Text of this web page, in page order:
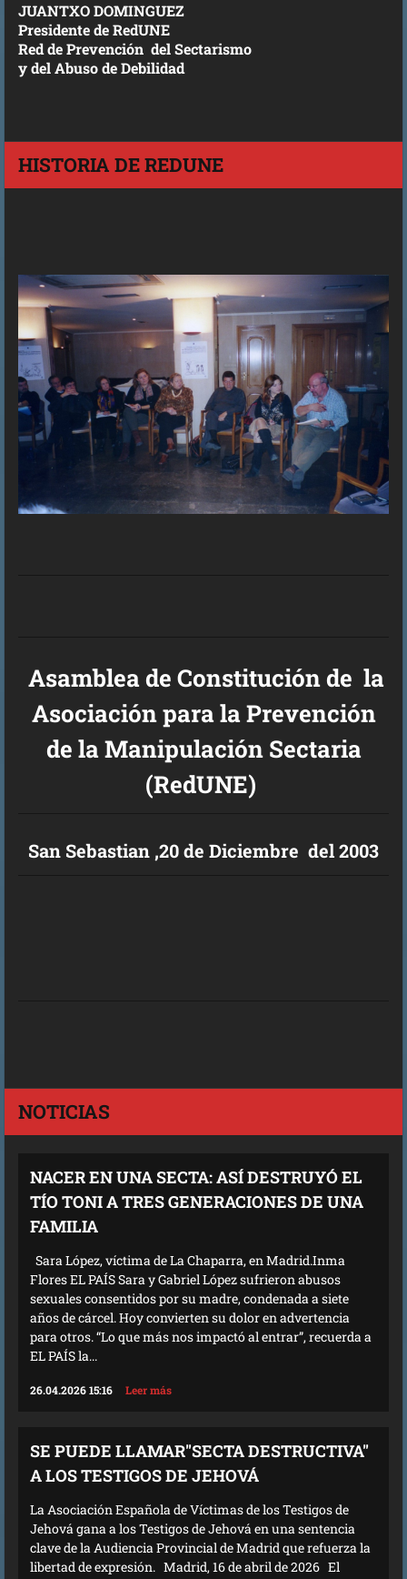
JUANTXO DOMINGUEZ
Presidente de RedUNE
Red de Prevención del Sectarismo
y del Abuso de Debilidad
HISTORIA DE REDUNE
Asamblea de Constitución de la
Asociación para la Prevención
de la Manipulación Sectaria
(RedUNE)
San Sebastian ,20 de Diciembre del 2003
NOTICIAS
NACER EN UNA SECTA: ASÍ DESTRUYÓ EL
TÍO TONI A TRES GENERACIONES DE UNA
FAMILIA
Sara López, víctima de La Chaparra, en Madrid.Inma
Flores EL PAÍS Sara y Gabriel López sufrieron abusos
sexuales consentidos por su madre, condenada a siete
años de cárcel. Hoy convierten su dolor en advertencia
para otros. “Lo que más nos impactó al entrar”, recuerda a
EL PAÍS la...
26.04.2026 15:16 Leer más
SE PUEDE LLAMAR"SECTA DESTRUCTIVA"
A LOS TESTIGOS DE JEHOVÁ
La Asociación Española de Víctimas de los Testigos de
Jehová gana a los Testigos de Jehová en una sentencia
clave de la Audiencia Provincial de Madrid que refuerza la
libertad de expresión. Madrid, 16 de abril de 2026 El